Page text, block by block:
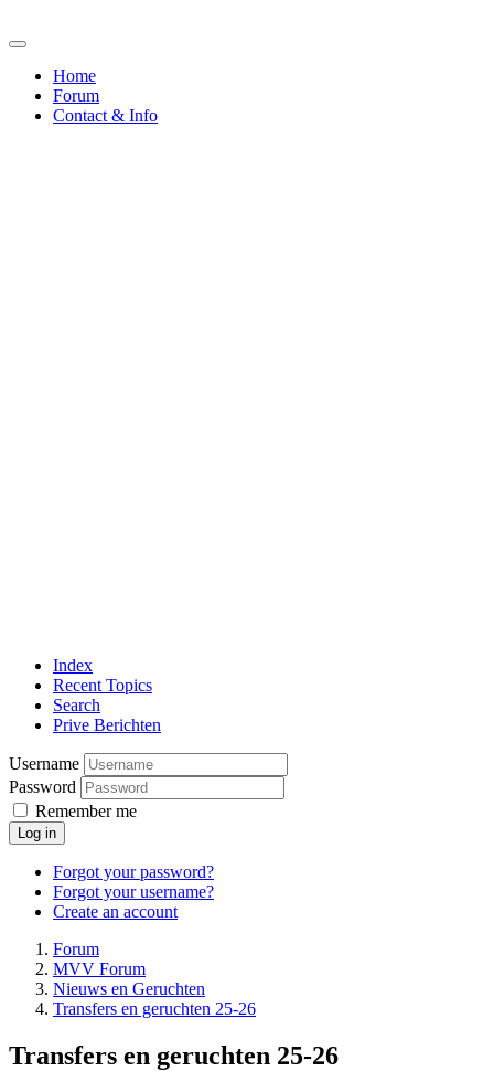
Home
Forum
Contact & Info
Index
Recent Topics
Search
Prive Berichten
Username
Password
Remember me
Log in
Forgot your password?
Forgot your username?
Create an account
Forum
MVV Forum
Nieuws en Geruchten
Transfers en geruchten 25-26
Transfers en geruchten 25-26